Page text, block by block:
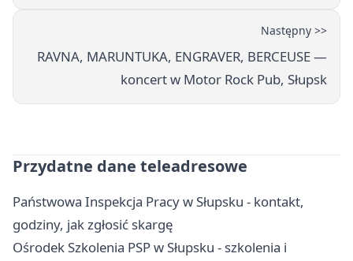
Następny >>
RAVNA, MARUNTUKA, ENGRAVER, BERCEUSE —
koncert w Motor Rock Pub, Słupsk
Przydatne dane teleadresowe
Państwowa Inspekcja Pracy w Słupsku - kontakt,
godziny, jak zgłosić skargę
Ośrodek Szkolenia PSP w Słupsku - szkolenia i